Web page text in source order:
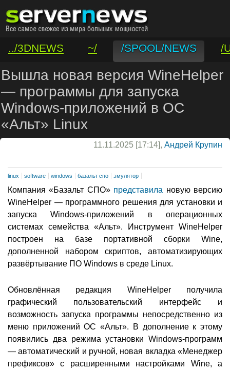
../3DNEWS ~/ /SPOOL/NEWS
/
/VAR/CONTACT
Вышла новая версия WineHelper
— программы для запуска
Windows-приложений в ОС
«Альт» Linux
11.11.2025 [17:14], Андрей Крупин
linux software windows базальт спо эмулятор
Компания «Базальт СПО» представила новую версию
WineHelper — программного решения для установки и
запуска Windows-приложений в операционных
системах семейства «Альт». Инструмент WineHelper
построен на базе портативной сборки Wine,
дополненной набором скриптов, автоматизирующих
развёртывание ПО Windows в среде Linux.
Обновлённая редакция WineHelper получила
графический пользовательский интерфейс и
возможность запуска программы непосредственно из
меню приложений ОС «Альт». В дополнение к этому
появились два режима установки Windows-программ
— автоматический и ручной, новая вкладка «Менеджер
префиксов» с расширенными настройками Wine, а